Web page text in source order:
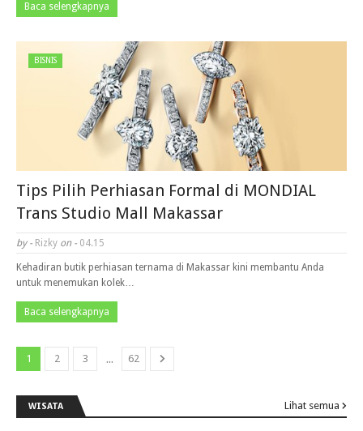
Baca selengkapnya
BISNIS
Tips Pilih Perhiasan Formal di MONDIAL
Trans Studio Mall Makassar
by - Rizky on - 04.15
Kehadiran butik perhiasan ternama di Makassar kini membantu Anda
untuk menemukan kolek…
Baca selengkapnya
1 2 3 ... 62
WISATA Lihat semua